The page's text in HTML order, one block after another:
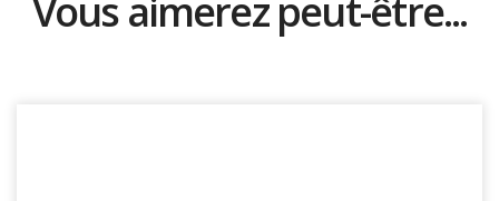
Vous aimerez peut-être...